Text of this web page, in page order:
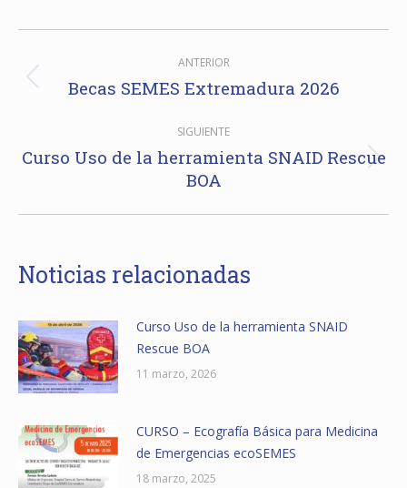
Navegación
entre
publicaciones
ANTERIOR
Publicación
Becas SEMES Extremadura 2026
SIGUIENTE
Publicación
siguiente:
Curso Uso de la herramienta SNAID Rescue
BOA
Noticias relacionadas
Curso Uso de la herramienta SNAID
Rescue BOA
11 marzo, 2026
CURSO – Ecografía Básica para Medicina
de Emergencias ecoSEMES
18 marzo, 2025